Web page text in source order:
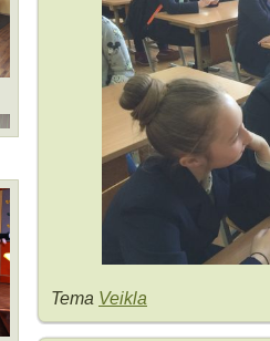
Tema Veikla